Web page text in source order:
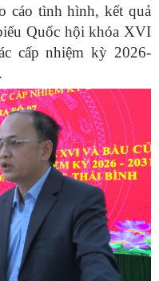
cáo tình hình, kết quả
Quốc hội khóa XVI
cấp nhiệm kỳ 2026-